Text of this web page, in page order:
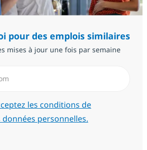
pour des emplois similaires
mises à jour une fois par semaine
les conditions de
personnelles.